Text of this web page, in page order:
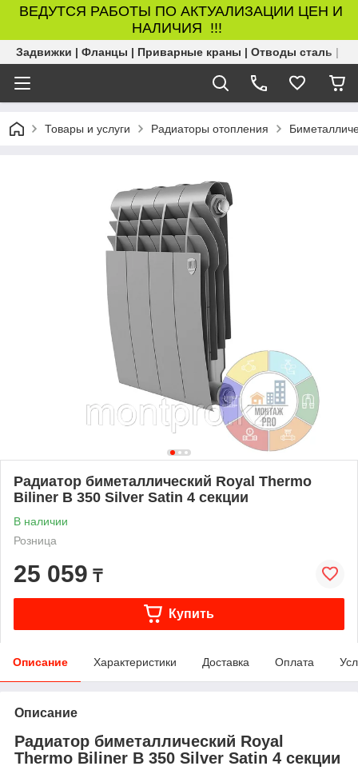
ВЕДУТСЯ РАБОТЫ ПО АКТУАЛИЗАЦИИ ЦЕН И
НАЛИЧИЯ !!!
Задвижки | Фланцы | Приварные краны | Отводы сталь |
Товары и услуги Радиаторы отопления
Радиатор биметаллический Royal Thermo
Biliner B 350 Silver Satin 4 секции
В наличии
Розница
25 059 ₸
Купить
Описание Характеристики Доставка Оплата
Описание
Радиатор биметаллический Royal
Thermo Biliner B 350 Silver Satin 4 секции